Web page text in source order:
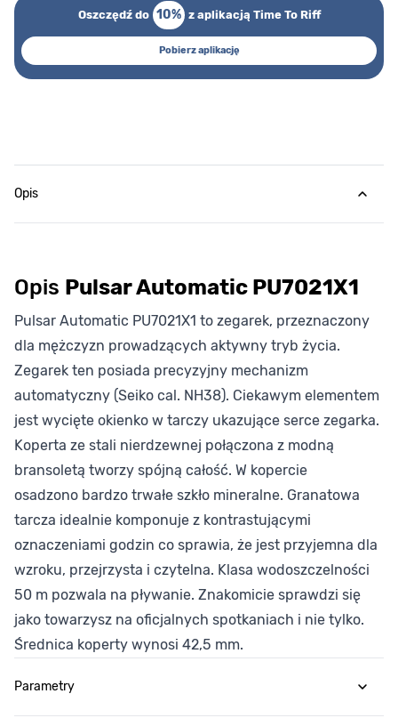
Oszczędź do 10% z aplikacją Time To Riff
Pobierz aplikację
Opis
Opis Pulsar Automatic PU7021X1
Pulsar Automatic PU7021X1 to zegarek, przeznaczony
dla mężczyzn prowadzących aktywny tryb życia.
Zegarek ten posiada precyzyjny mechanizm
automatyczny (Seiko cal. NH38). Ciekawym elementem
jest wycięte okienko w tarczy ukazujące serce zegarka.
Koperta ze stali nierdzewnej połączona z modną
bransoletą tworzy spójną całość. W kopercie
osadzono bardzo trwałe szkło mineralne. Granatowa
tarcza idealnie komponuje z kontrastującymi
oznaczeniami godzin co sprawia, że jest przyjemna dla
wzroku, przejrzysta i czytelna. Klasa wodoszczelności
50 m pozwala na pływanie. Znakomicie sprawdzi się
jako towarzysz na oficjalnych spotkaniach i nie tylko.
Średnica koperty wynosi 42,5 mm.
Parametry